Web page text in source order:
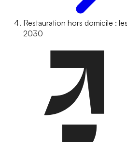
Restauration hors domicile :
2030